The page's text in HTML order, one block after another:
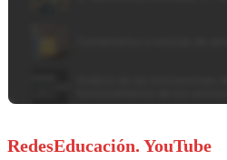
RedesEducación. YouTube